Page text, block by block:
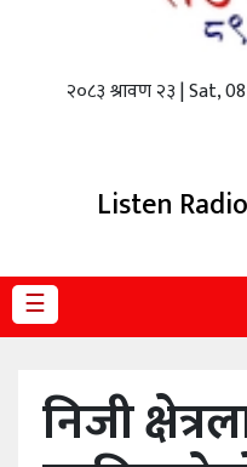
२०८३ श्रावण २३ | Sat,
Listen
☰
निजी